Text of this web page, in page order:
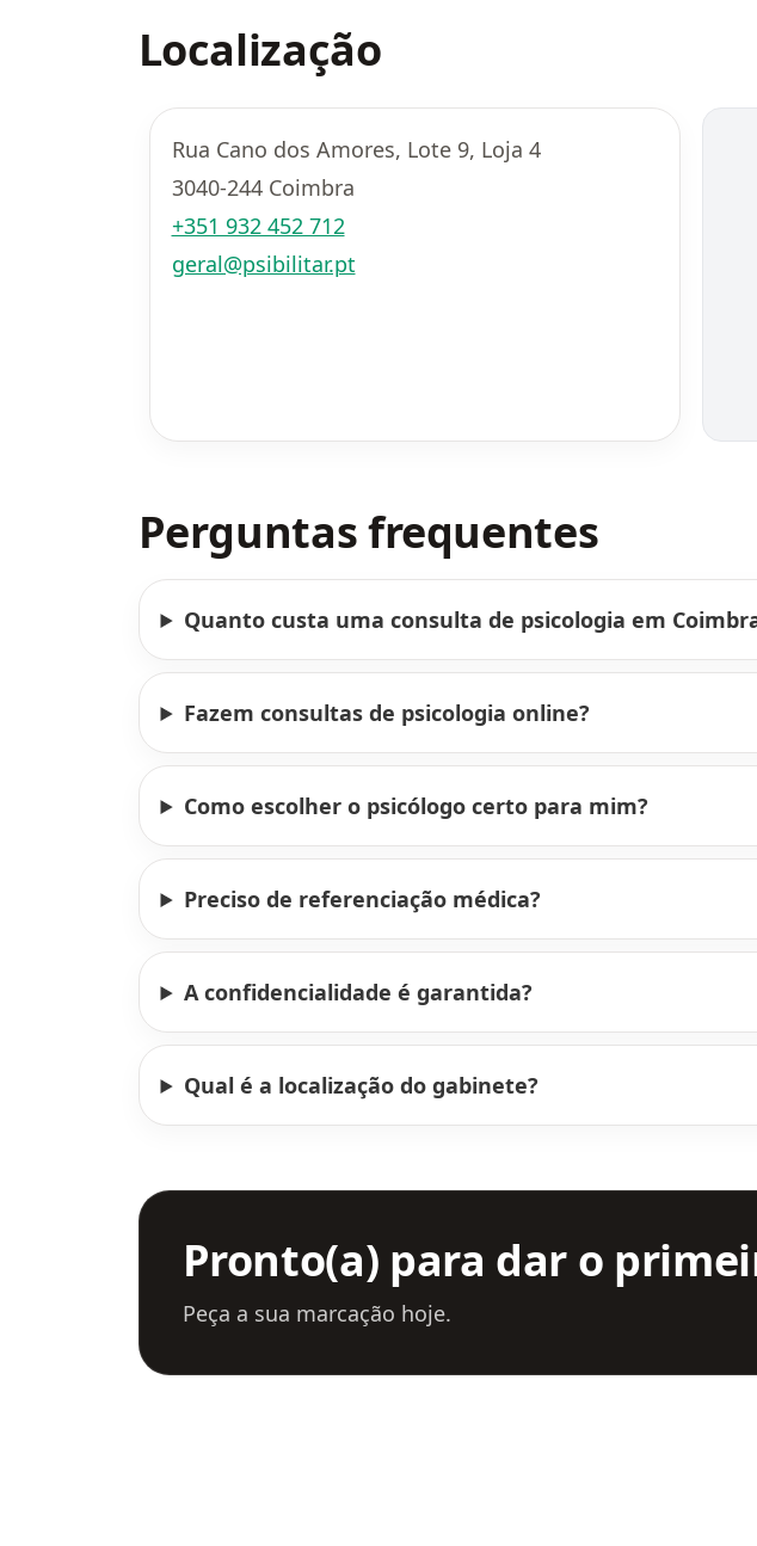
Localização
Rua Cano dos Amores, Lote 9, Loja 4
3040-244 Coimbra
+351 932 452 712
geral@psibilitar.pt
Perguntas frequentes
Quanto custa uma consulta de psicologia em
Fazem consultas de psicologia online?
Como escolher o psicólogo certo para mim?
Preciso de referenciação médica?
A confidencialidade é garantida?
Qual é a localização do gabinete?
Pronto(a) para dar o
Peça a sua marcação hoje.